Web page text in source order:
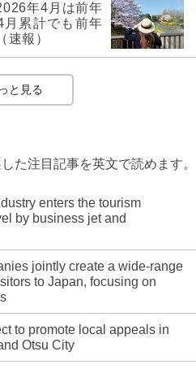
年4月は前年
累計でも前年
報）
と見る
た注目記事を英文で読めます。
enters the tourism
by business jet and
jointly create a wide-range
to Japan, focusing on
to promote local appeals in
Otsu City